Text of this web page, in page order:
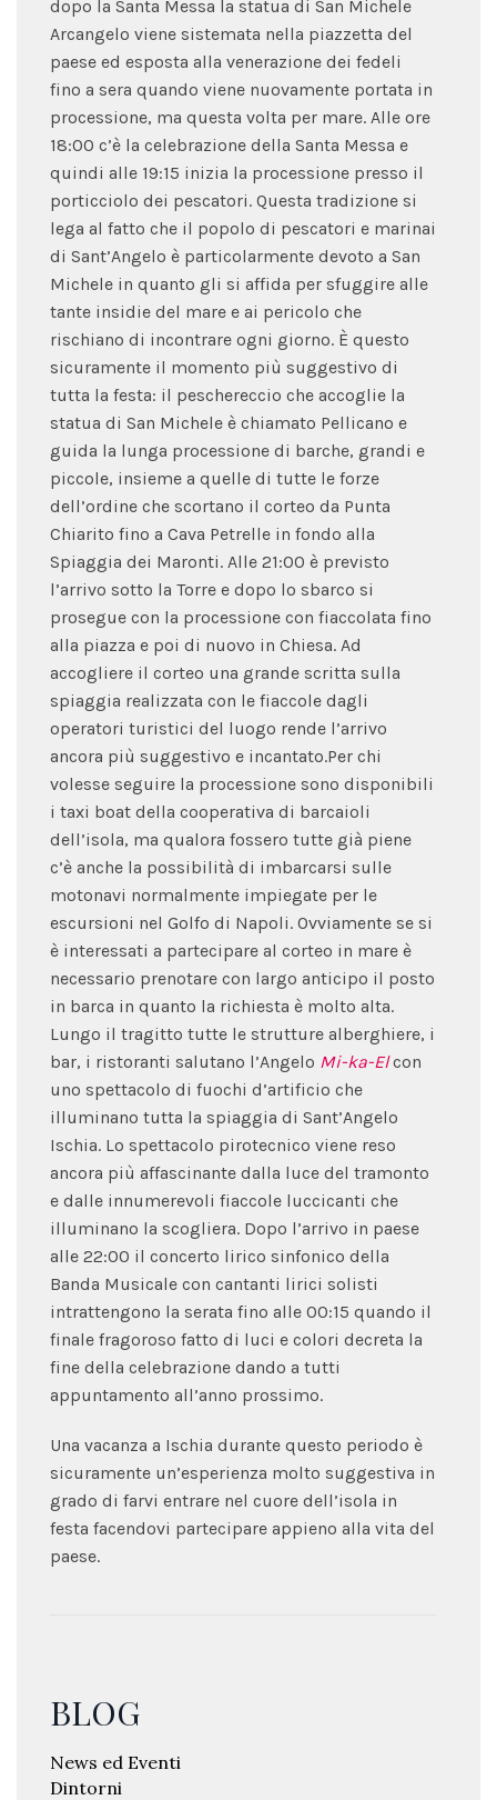
dopo la Santa Messa la statua di San Michele
Arcangelo viene sistemata nella piazzetta del
paese ed esposta alla venerazione dei fedeli
fino a sera quando viene nuovamente portata in
processione, ma questa volta per mare. Alle ore
18:00 c’è la celebrazione della Santa Messa e
quindi alle 19:15 inizia la processione presso il
porticciolo dei pescatori. Questa tradizione si
lega al fatto che il popolo di pescatori e marinai
di Sant’Angelo è particolarmente devoto a San
Michele in quanto gli si affida per sfuggire alle
tante insidie del mare e ai pericolo che
rischiano di incontrare ogni giorno. È questo
sicuramente il momento più suggestivo di
tutta la festa: il peschereccio che accoglie la
statua di San Michele è chiamato Pellicano e
guida la lunga processione di barche, grandi e
piccole, insieme a quelle di tutte le forze
dell’ordine che scortano il corteo da Punta
Chiarito fino a Cava Petrelle in fondo alla
Spiaggia dei Maronti. Alle 21:00 è previsto
l’arrivo sotto la Torre e dopo lo sbarco si
prosegue con la processione con fiaccolata fino
alla piazza e poi di nuovo in Chiesa. Ad
accogliere il corteo una grande scritta sulla
spiaggia realizzata con le fiaccole dagli
operatori turistici del luogo rende l’arrivo
ancora più suggestivo e incantato.Per chi
volesse seguire la processione sono disponibili
i taxi boat della cooperativa di barcaioli
dell’isola, ma qualora fossero tutte già piene
c’è anche la possibilità di imbarcarsi sulle
motonavi normalmente impiegate per le
escursioni nel Golfo di Napoli. Ovviamente se si
è interessati a partecipare al corteo in mare è
necessario prenotare con largo anticipo il posto
in barca in quanto la richiesta è molto alta.
Lungo il tragitto tutte le strutture alberghiere, i
bar, i ristoranti salutano l’Angelo Mi-ka-Elcon
uno spettacolo di fuochi d’artificio che
illuminano tutta la spiaggia di Sant’Angelo
Ischia. Lo spettacolo pirotecnico viene reso
ancora più affascinante dalla luce del tramonto
e dalle innumerevoli fiaccole luccicanti che
illuminano la scogliera. Dopo l’arrivo in paese
alle 22:00 il concerto lirico sinfonico della
Banda Musicale con cantanti lirici solisti
intrattengono la serata fino alle 00:15 quando il
finale fragoroso fatto di luci e colori decreta la
fine della celebrazione dando a tutti
appuntamento all’anno prossimo.
Una vacanza a Ischia durante questo periodo è
sicuramente un’esperienza molto suggestiva in
grado di farvi entrare nel cuore dell’isola in
festa facendovi partecipare appieno alla vita del
paese.
BLOG
News ed Eventi
Dintorni